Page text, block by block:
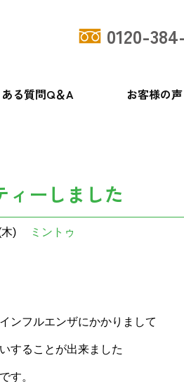
0120-
る質問Q＆A お客様の声
ィーしました
) ミントゥ
ンフルエンザにかかりまして
ることが出来ました
す。